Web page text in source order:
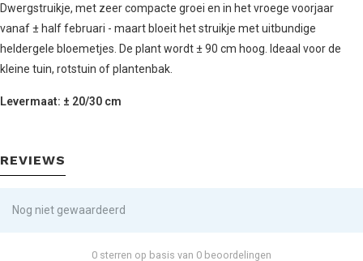
Dwergstruikje, met zeer compacte groei en in het vroege voorjaar
vanaf ± half februari - maart bloeit het struikje met uitbundige
heldergele bloemetjes. De plant wordt ± 90 cm hoog. Ideaal voor de
kleine tuin, rotstuin of plantenbak.
Levermaat: ± 20/30 cm
REVIEWS
Nog niet gewaardeerd
0 sterren op basis van 0 beoordelingen